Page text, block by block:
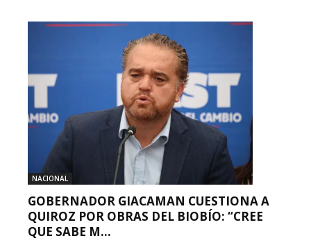
NACIONAL
GOBERNADOR GIACAMAN CUESTIONA A
QUIROZ POR OBRAS DEL BIOBÍO: “CREE
QUE SABE M...